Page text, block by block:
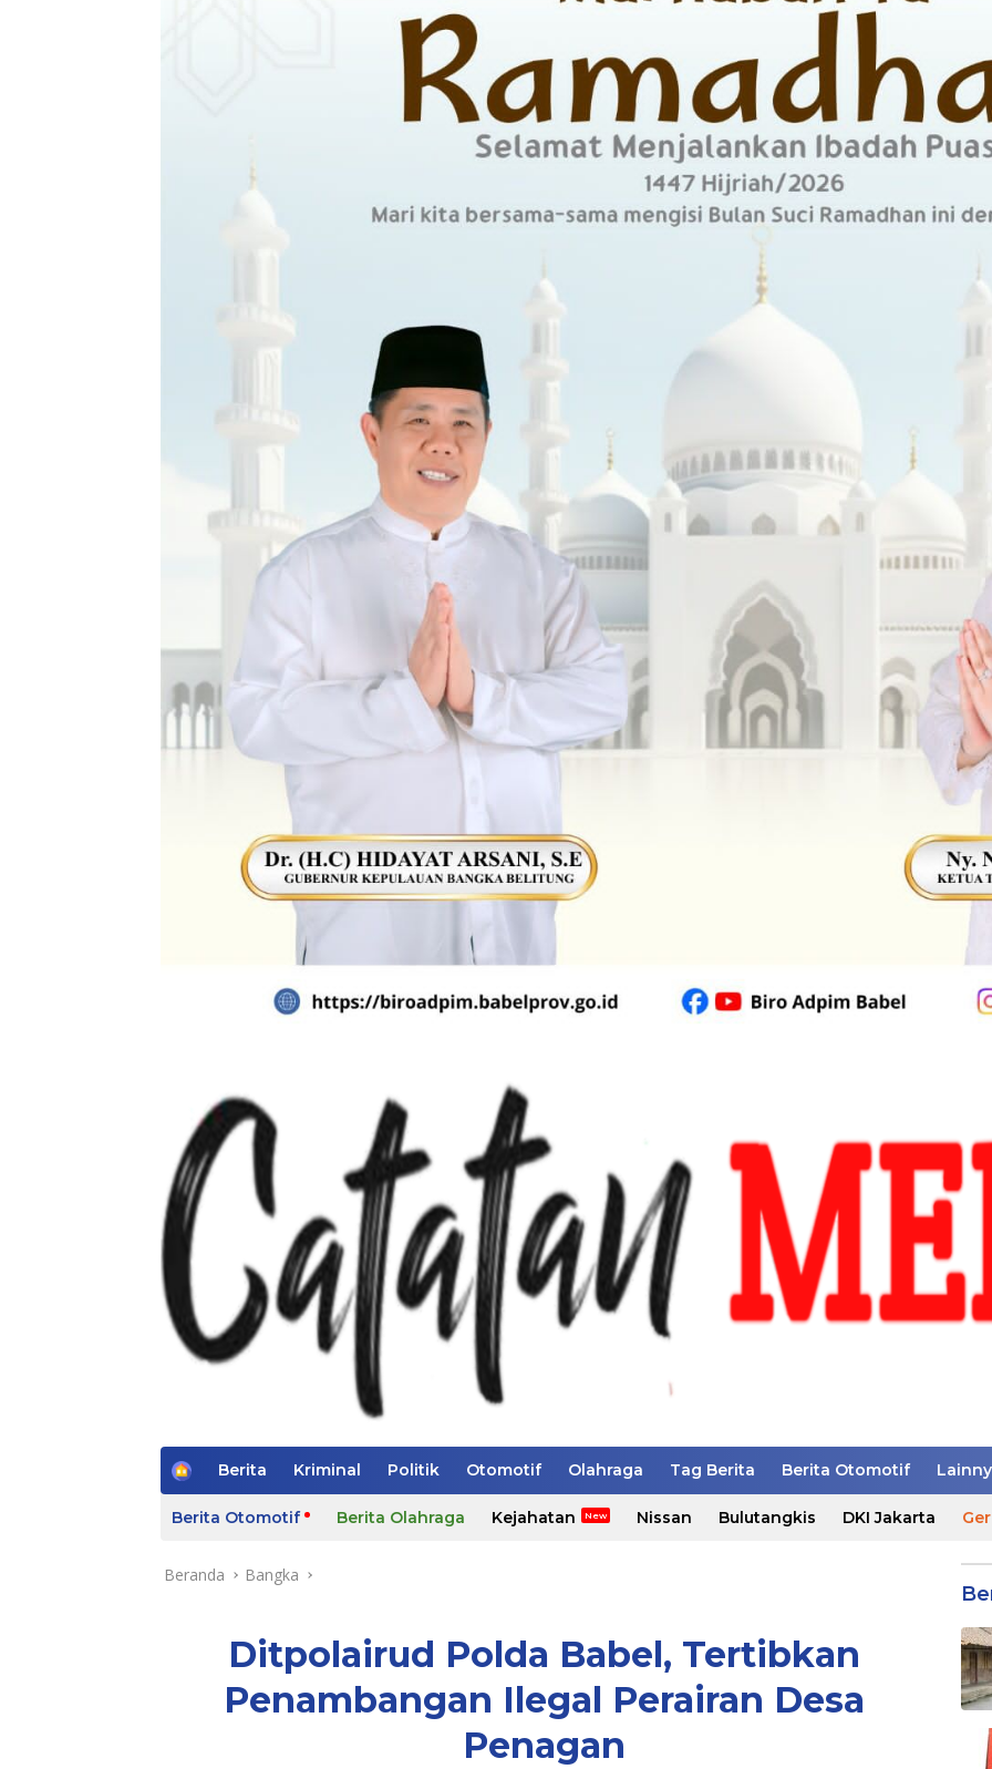
H
m
e
Berita Kriminal Politik Otomotif Olahraga Tag Berita Berita Otomotif
Berita Otomotif Berita Olahraga Kejahatan Nissan Bulutangkis DKI Jakarta
Beranda Bangka
Ditpolairud Polda Babel, Tertibkan
Penambangan Ilegal Perairan Desa
Penagan